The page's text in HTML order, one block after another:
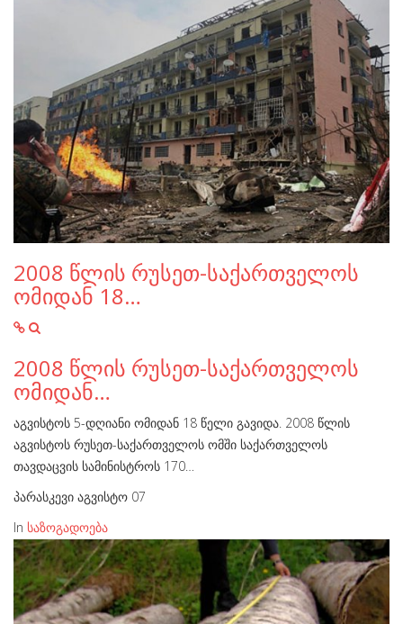
2008 წლის რუსეთ-საქართველოს
ომიდან 18…
2008 წლის რუსეთ-საქართველოს
ომიდან…
აგვისტოს 5-დღიანი ომიდან 18 წელი გავიდა. 2008 წლის
აგვისტოს რუსეთ-საქართველოს ომში საქართველოს
თავდაცვის სამინისტროს 170…
პარასკევი აგვისტო 07
In საზოგადოება